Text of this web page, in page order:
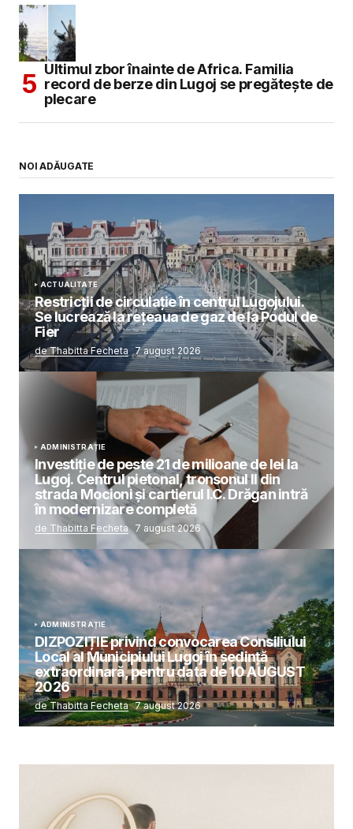
Ultimul zbor înainte de Africa. Familia
record de berze din Lugoj se pregătește de
plecare
NOI ADĂUGATE
ACTUALITATE
Restricții de circulație în centrul Lugojului.
Se lucrează la rețeaua de gaz de la Podul de
Fier
de Thabitta Fecheta 7 august 2026
ADMINISTRAȚIE
Investiție de peste 21 de milioane de lei la
Lugoj. Centrul pietonal, tronsonul II din
strada Mocioni și cartierul I.C. Drăgan intră
în modernizare completă
de Thabitta Fecheta 7 august 2026
ADMINISTRAȚIE
DIZPOZIȚIE privind convocarea Consiliului
Local al Municipiului Lugoj în şedinţă
extraordinară, pentru data de 10 AUGUST
2026
de Thabitta Fecheta 7 august 2026